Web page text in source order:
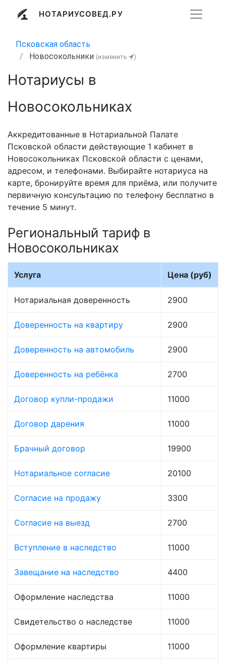
НОТАРИУСОВЕД.РУ
Псковская область
Новосокольники (изменить )
Нотариусы в
Новосокольниках
Аккредитованные в Нотариальной Палате
Псковской области действующие 1 кабинет в
Новосокольниках Псковской области с ценами,
адресом, и телефонами. Выбирайте нотариуса на
карте, бронируйте время для приёма, или получите
первичную консультацию по телефону бесплатно в
течение 5 минут.
Региональный тариф в
Новосокольниках
Услуга Цена (руб)
Нотариальная доверенность 2900
Доверенность на квартиру 2900
Доверенность на автомобиль 2900
Доверенность на ребёнка 2700
Договор купли-продажи 11000
Договор дарения 11000
Брачный договор 19900
Нотариальное согласие 20100
Согласие на продажу 3300
Согласие на выезд 2700
Вступление в наследство 11000
Завещание на наследство 4400
Оформление наследства 11000
Свидетельство о наследстве 11000
Оформление квартиры 11000